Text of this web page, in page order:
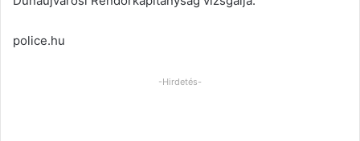
police.hu
-Hirdetés-